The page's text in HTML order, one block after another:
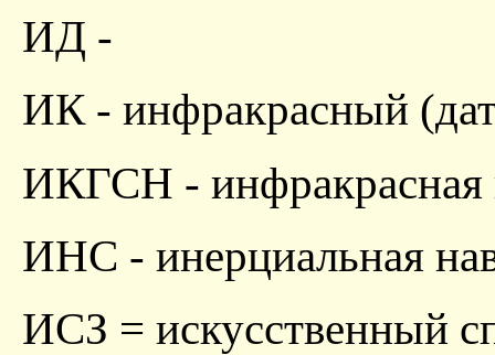
ИД -
ИК - инфракрасный
ИКГСН - инфракрасная
ИНС - инерциальная
ИСЗ = искусственный